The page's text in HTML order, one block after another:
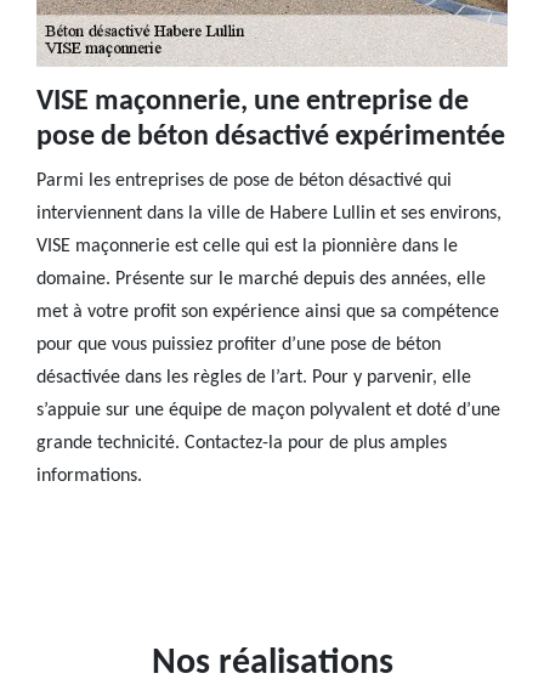
VISE maçonnerie, une entreprise de
pose de béton désactivé expérimentée
Parmi les entreprises de pose de béton désactivé qui
interviennent dans la ville de Habere Lullin et ses environs,
VISE maçonnerie est celle qui est la pionnière dans le
domaine. Présente sur le marché depuis des années, elle
met à votre profit son expérience ainsi que sa compétence
pour que vous puissiez profiter d’une pose de béton
désactivée dans les règles de l’art. Pour y parvenir, elle
s’appuie sur une équipe de maçon polyvalent et doté d’une
grande technicité. Contactez-la pour de plus amples
informations.
Nos réalisations